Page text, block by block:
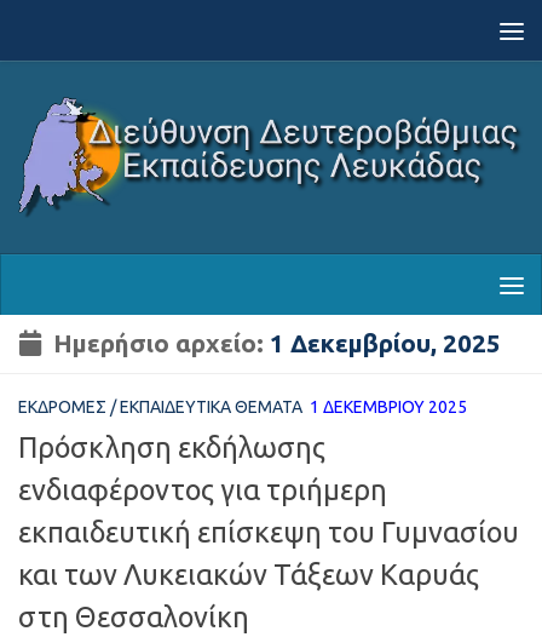
Ημερήσιο αρχείο: 1 Δεκεμβρίου, 2025
ΕΚΔΡΟΜΈΣ /ΕΚΠΑΙΔΕΥΤΙΚΆ ΘΈΜΑΤΑ 1 ΔΕΚΕΜΒΡΊΟΥ 2025
Πρόσκληση εκδήλωσης
ενδιαφέροντος για τριήμερη
εκπαιδευτική επίσκεψη του Γυμνασίου
και των Λυκειακών Τάξεων Καρυάς
στη Θεσσαλονίκη